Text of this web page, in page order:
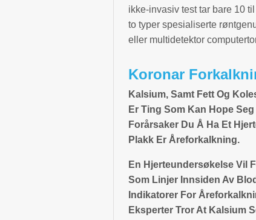
ikke-invasiv test tar bare 10
to typer spesialiserte
eller multidetektor
Koronar
Kalsium, Samt Fett Og
Er Ting Som Kan Hope
Forårsaker Du Å Ha Et
Plakk Er Åreforkalkning.
En Hjerteundersøkelse Vil
Som Linjer Innsiden Av
Indikatorer For
Eksperter Tror At Kalsium